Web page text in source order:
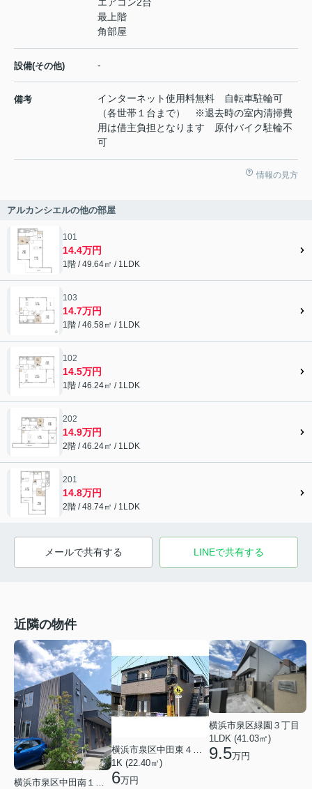
エアコン2台
最上階
角部屋
設備(その他) -
備考
インターネット使用料無料 自転車駐輪可
（各世帯１台まで） ※退去時の室内清掃費
用は借主負担となります 原付バイク駐輪不
可
情報の見方
アルカンシエルの他の部屋
101
14.4万円
1階 / 49.64㎡ / 1LDK
103
14.7万円
1階 / 46.58㎡ / 1LDK
102
14.5万円
1階 / 46.24㎡ / 1LDK
202
14.9万円
2階 / 46.24㎡ / 1LDK
201
14.8万円
2階 / 48.74㎡ / 1LDK
メールで共有する LINEで共有する
近隣の物件
横浜市泉区中田東４丁目
1K (22.40㎡)
6万円
横浜市泉区緑園３丁目
1LDK (41.03㎡)
9.5万円